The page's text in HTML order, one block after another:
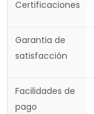
Certificaciones
Garantia de
satisfacción
Facilidades de
pago